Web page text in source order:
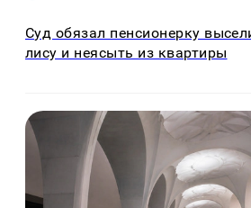
Суд обязал пенсионерку
лису и неясыть из квартиры